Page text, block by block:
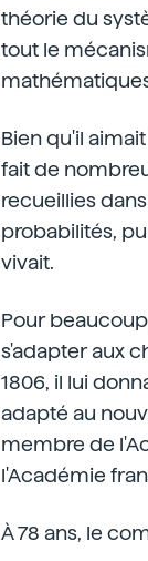
théorie du
tout le
Bien qu'il
fait de
recueillies
probabilités,
vivait.
Pour
s'adapter aux
1806, il lui
adapté au
membre de
l'Académie
À 78 ans, le